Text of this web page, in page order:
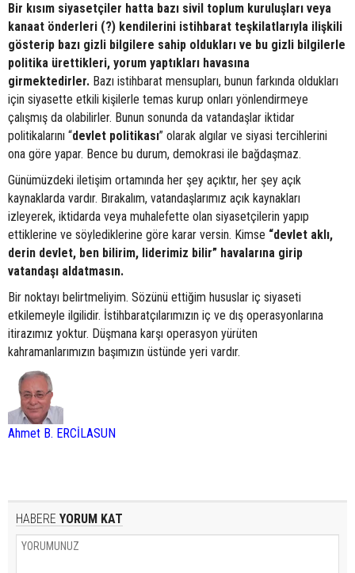
Bir kısım siyasetçiler hatta bazı sivil toplum kuruluşları veya
kanaat önderleri (?) kendilerini istihbarat teşkilatlarıyla ilişkili
gösterip bazı gizli bilgilere sahip oldukları ve bu gizli bilgilerle
politika ürettikleri, yorum yaptıkları havasına
girmektedirler. Bazı istihbarat mensupları, bunun farkında oldukları
için siyasette etkili kişilerle temas kurup onları yönlendirmeye
çalışmış da olabilirler. Bunun sonunda da vatandaşlar iktidar
politikalarını “devlet politikası” olarak algılar ve siyasi tercihlerini
ona göre yapar. Bence bu durum, demokrasi ile bağdaşmaz.
Günümüzdeki iletişim ortamında her şey açıktır, her şey açık
kaynaklarda vardır. Bırakalım, vatandaşlarımız açık kaynakları
izleyerek, iktidarda veya muhalefette olan siyasetçilerin yapıp
ettiklerine ve söylediklerine göre karar versin. Kimse “devlet aklı,
derin devlet, ben bilirim, liderimiz bilir” havalarına girip
vatandaşı aldatmasın.
Bir noktayı belirtmeliyim. Sözünü ettiğim hususlar iç siyaseti
etkilemeyle ilgilidir. İstihbaratçılarımızın iç ve dış operasyonlarına
itirazımız yoktur. Düşmana karşı operasyon yürüten
kahramanlarımızın başımızın üstünde yeri vardır.
Ahmet B. ERCİLASUN
HABERE YORUM KAT